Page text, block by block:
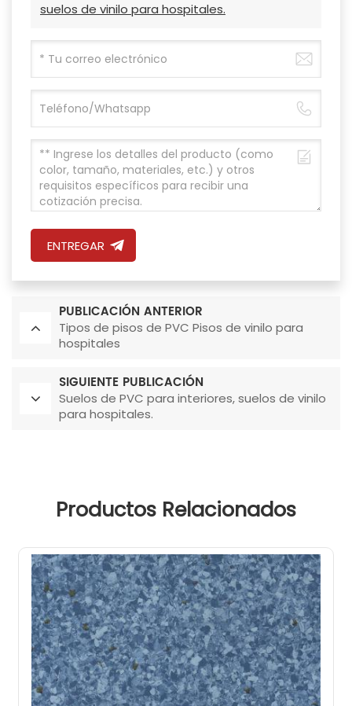
suelos de vinilo para hospitales.
ENTREGAR
PUBLICACIÓN ANTERIOR
Tipos de pisos de PVC Pisos de vinilo para
hospitales
SIGUIENTE PUBLICACIÓN
Suelos de PVC para interiores, suelos de vinilo
para hospitales.
Productos Relacionados